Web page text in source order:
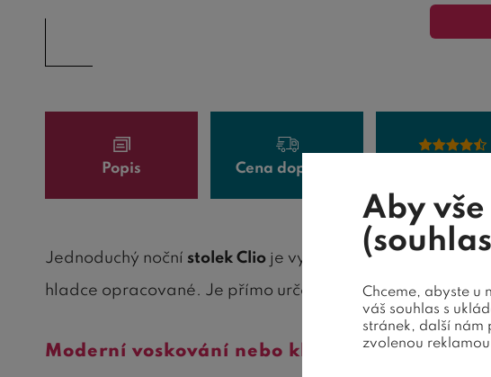
Popis Cena dopravy
Jednoduchý noční stolek Clio je vyroben zmasivního buku
hladce opracované. Je přímo určen ke postelímvýrobní
Moderní voskování nebo klasický lak
Aby
Chceme, abyste u
váš souhlas s
stránek, další
zvolenou